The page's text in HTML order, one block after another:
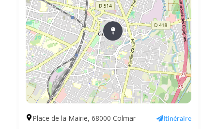
Place de la Mairie, 68000 Colmar Itinéraire